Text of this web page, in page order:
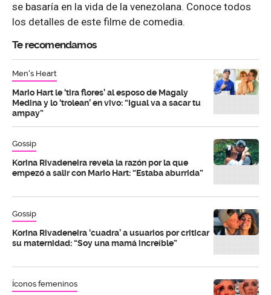
se basaría en la vida de la venezolana. Conoce todos
los detalles de este filme de comedia.
Te recomendamos
Men's Heart
Mario Hart le ‘tira flores’ al esposo de Magaly
Medina y lo ‘trolean’ en vivo: “Igual va a sacar tu
ampay”
Gossip
Korina Rivadeneira revela la razón por la que
empezó a salir con Mario Hart: “Estaba aburrida”
Gossip
Korina Rivadeneira ‘cuadra’ a usuarios por criticar
su maternidad: “Soy una mamá increíble”
Íconos femeninos